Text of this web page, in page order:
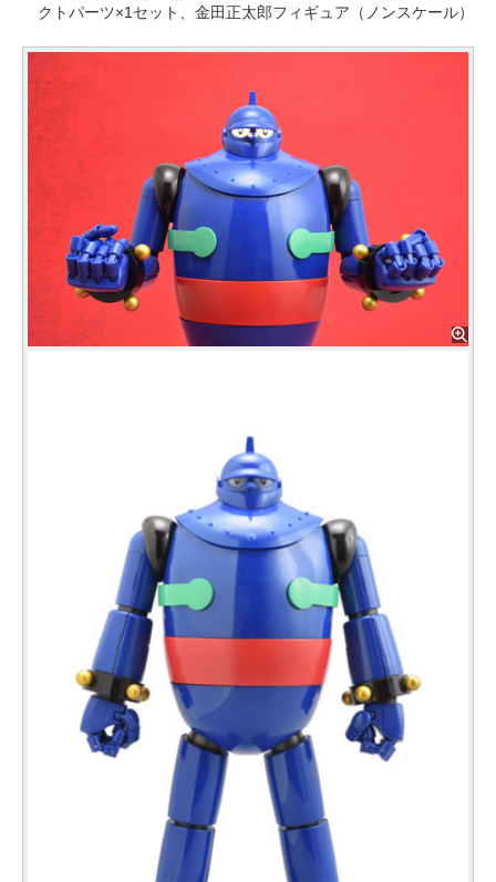
クトパーツ×1セット、金田正太郎フィギュア（ノンスケール）